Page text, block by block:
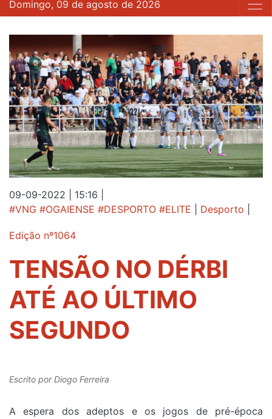
Domingo, 09 de agosto de 2026
09-09-2022 | 15:16
#VNG #OGAIENSE #DESPORTO #ELITE
Desporto
Edição nº1064
TENSÃO NO DÉRBI
ATÉ AO ÚLTIMO
SEGUNDO
Escrito porDiogo Ferreira
A espera dos adeptos e os jogos de pré-época